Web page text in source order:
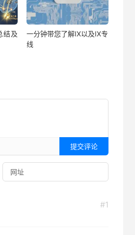
结及
一分钟带您了解IX以及IX专
线
提交评论
#1